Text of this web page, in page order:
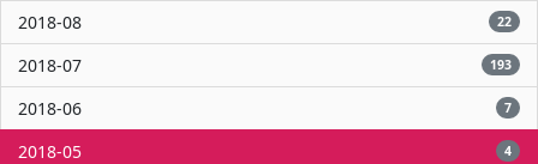
2018-08 22
2018-07 193
2018-06 7
2018-05 4